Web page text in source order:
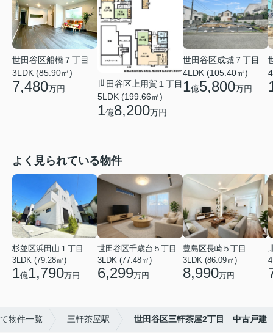
世田谷区船橋７丁目
3LDK (85.90㎡)
7,480万円
世田谷区上用賀１丁目
5LDK (199.66㎡)
1億8,200万円
世田谷区成城７丁目
4LDK (105.40㎡)
1億5,800万円
よく見られている物件
杉並区浜田山１丁目
3LDK (79.28㎡)
1億1,790万円
世田谷区千歳台５丁目
3LDK (77.48㎡)
6,299万円
豊島区長崎５丁目
3LDK (86.09㎡)
8,990万円
物件一覧 三軒茶屋駅 世田谷区三軒茶屋2丁目 中古戸建